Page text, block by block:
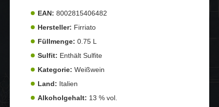
EAN: 8002815406482
Hersteller: Firriato
Füllmenge: 0.75 L
Sulfit: Enthält Sulfite
Kategorie: Weißwein
Land: Italien
Alkoholgehalt: 13 % vol.